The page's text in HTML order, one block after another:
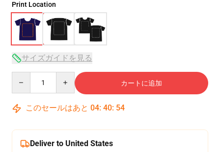
Print Location
サイズガイドを見る
カートに追加
このセールはあと 04: 40: 54
Deliver to United States